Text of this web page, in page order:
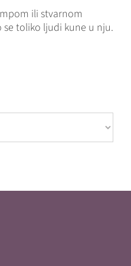
ili stvarnom
se toliko ljudi kune u nju.